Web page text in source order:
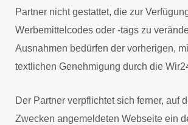
Partner nicht gestattet, die zur
Werbemittelcodes oder -tags zu
Ausnahmen bedürfen der vorherigen,
textlichen Genehmigung durch die
Der Partner verpflichtet sich ferner, auf
Zwecken angemeldeten Webseite ein